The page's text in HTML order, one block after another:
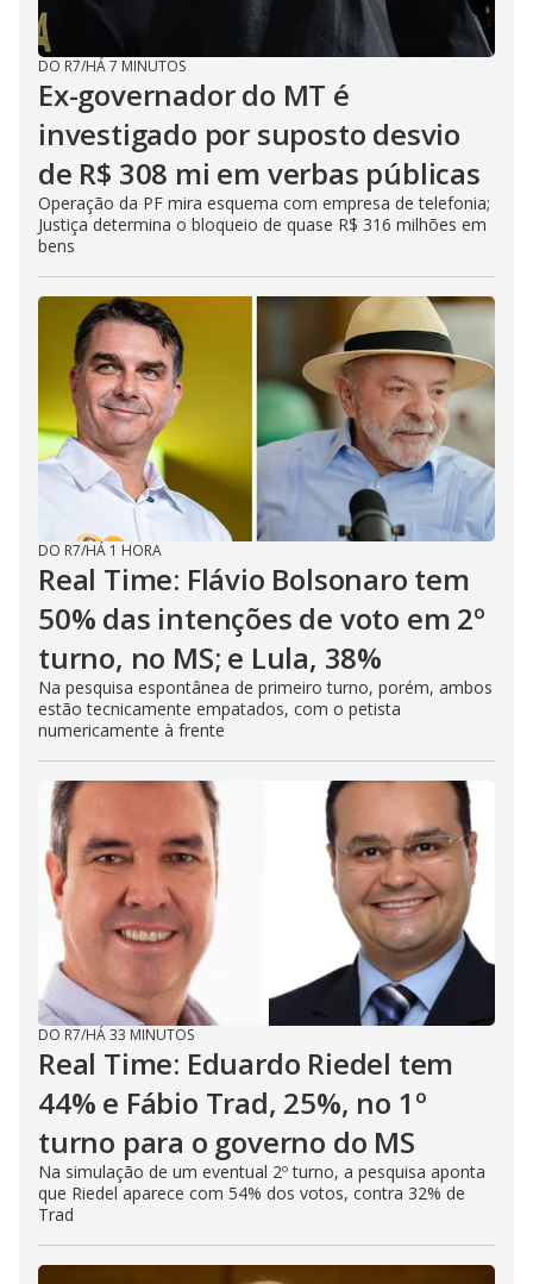
DO R7/HÁ 7 MINUTOS
Ex-governador do MT é
investigado por suposto desvio
de R$ 308 mi em verbas públicas
Operação da PF mira esquema com empresa de telefonia;
Justiça determina o bloqueio de quase R$ 316 milhões em
bens
DO R7/HÁ 1 HORA
Real Time: Flávio Bolsonaro tem
50% das intenções de voto em 2º
turno, no MS; e Lula, 38%
Na pesquisa espontânea de primeiro turno, porém, ambos
estão tecnicamente empatados, com o petista
numericamente à frente
DO R7/HÁ 33 MINUTOS
Real Time: Eduardo Riedel tem
44% e Fábio Trad, 25%, no 1º
turno para o governo do MS
Na simulação de um eventual 2º turno, a pesquisa aponta
que Riedel aparece com 54% dos votos, contra 32% de
Trad